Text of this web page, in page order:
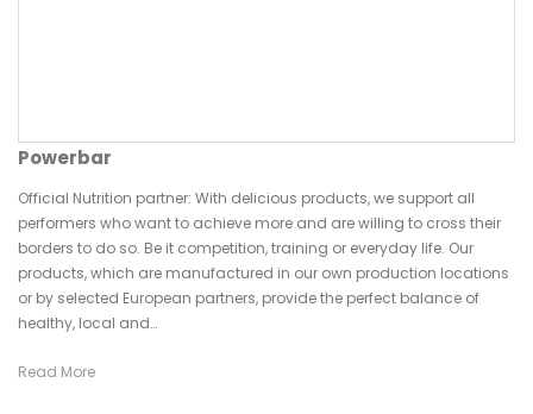
Powerbar
Official Nutrition partner: With delicious products, we support all
performers who want to achieve more and are willing to cross their
borders to do so. Be it competition, training or everyday life. Our
products, which are manufactured in our own production locations
or by selected European partners, provide the perfect balance of
healthy, local and…
Read More